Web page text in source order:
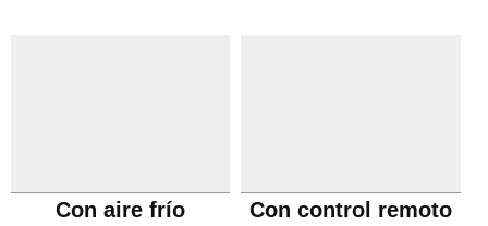
Con aire frío Con control remoto